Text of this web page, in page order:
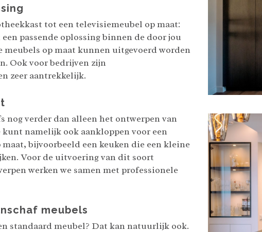
tot een televisiemeubel op maat:
passende oplossing binnen de door jou
meubels op maat kunnen uitgevoerd worden
Ook voor bedrijven zijn
zeer aantrekkelijk.
nog verder dan alleen het ontwerpen van
kunt namelijk ook aankloppen voor een
bijvoorbeeld een keuken die een kleine
Voor de uitvoering van dit soort
werken we samen met professionele
meubels
standaard meubel? Dat kan natuurlijk ook.